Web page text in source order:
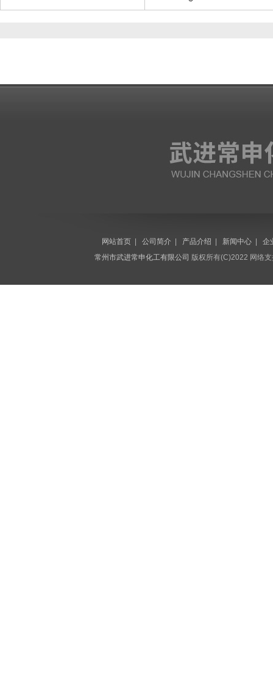
网站首页| 公司简介| 产品介绍 新闻中心| 企
常州市武进常申化工有限公司 版权所有(C)2022 网络